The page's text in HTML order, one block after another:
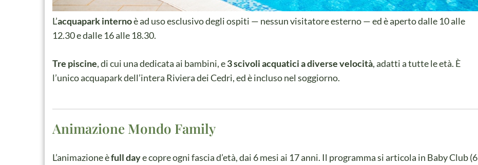
L’acquapark internoè ad uso esclusivo degli ospiti — nessun visitatore esterno — ed è aperto dalle 10 alle
12.30 e dalle 16 alle 18.30.
Tre piscine, di cui una dedicata ai bambini, e3 scivoli acquatici a diverse velocità, adatti a tutte le età. È
l’unico acquapark dell’intera Riviera dei Cedri, ed è incluso nel soggiorno.
Animazione Mondo Family
L’animazione èfull daye copre ogni fascia d’età, dai 6 mesi ai 17 anni. Il programma si articola in Baby Club (6